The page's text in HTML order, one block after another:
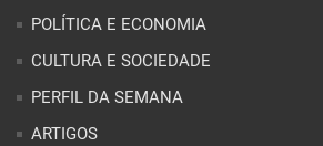
POLÍTICA E ECONOMIA
CULTURA E SOCIEDADE
PERFIL DA SEMANA
ARTIGOS